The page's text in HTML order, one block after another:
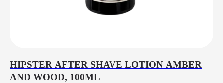
HIPSTER AFTER SHAVE LOTION AMBER
AND WOOD, 100ML